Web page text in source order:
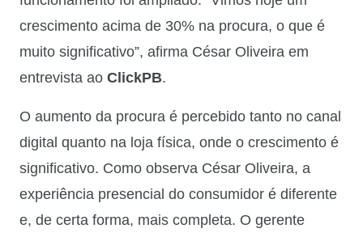
crescimento acima de 30% na procura, o que é
muito significativo”, afirma César Oliveira em
entrevista ao ClickPB.
O aumento da procura é percebido tanto no canal
digital quanto na loja física, onde o crescimento é
significativo. Como observa César Oliveira, a
experiência presencial do consumidor é diferente
e, de certa forma, mais completa. O gerente